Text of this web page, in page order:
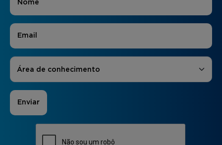
E-mail
Áreas de Interesse
Área de conhecimento